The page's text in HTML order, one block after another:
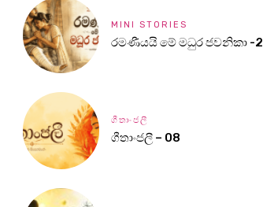
MINI STORIES
රමණීයයි මේ මධුර ජවනිකා -2
ගීතාංජලී
ගීතාංජලී – 08